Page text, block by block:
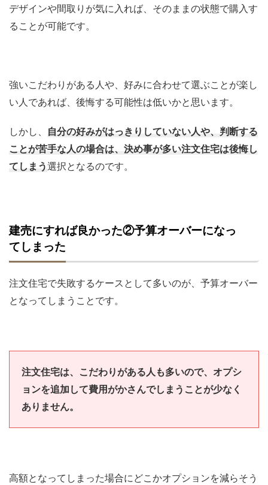
デザインや間取りが気に入れば、そのままの状態で購入す
ることが可能です。
強いこだわりがある人や、好みに合わせて選ぶことが楽し
い人であれば、後悔する可能性は低いかと思います。
しかし、 自分の好みがはっきりしていない人や、判断する
ことが苦手な人の場合は、決め事が多い注文住宅は後悔し
てしまう選択となるのです。
建売にすれば良かった②予算オーバーになっ
てしまった
注文住宅で失敗するケースとして多いのが、予算オーバー
となってしまうことです。
注文住宅は、こだわりがある人も多いので、オプシ
ョンを追加して費用がかさんでしまうことが少なく
ありません。
高額となってしまった場合にどこかオプションを減らそう